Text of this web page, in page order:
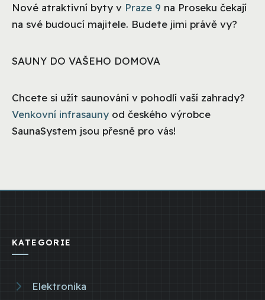
Nové atraktivní byty v Praze 9 na Proseku čekají
na své budoucí majitele. Budete jimi právě vy?
SAUNY DO VAŠEHO DOMOVA
Chcete si užít saunování v pohodlí vaší zahrady?
Venkovní infrasauny od českého výrobce
SaunaSystem jsou přesně pro vás!
KATEGORIE
Elektronika